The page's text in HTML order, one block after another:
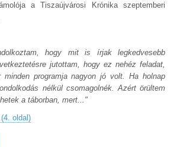
a Tiszaújvárosi Krónika szeptemberi
hogy mit is írjak legkedvesebb
jutottam, hogy ez nehéz feladat,
programja nagyon jó volt. Ha holnap
nélkül csomagolnék. Azért örültem
a táborban, mert..."
oldal)